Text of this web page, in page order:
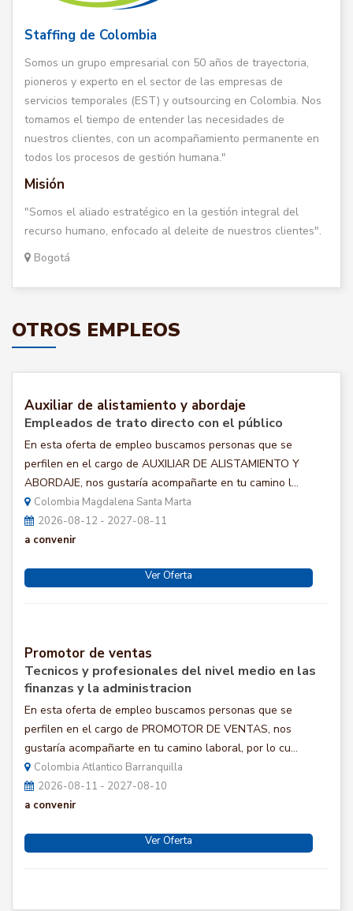
Staffing de Colombia
Somos un grupo empresarial con 50 años de trayectoria,
pioneros y experto en el sector de las empresas de
servicios temporales (EST) y outsourcing en Colombia. Nos
tomamos el tiempo de entender las necesidades de
nuestros clientes, con un acompañamiento permanente en
todos los procesos de gestión humana."
Misión
"Somos el aliado estratégico en la gestión integral del
recurso humano, enfocado al deleite de nuestros clientes".
Bogotá
OTROS EMPLEOS
Auxiliar de alistamiento y abordaje
Empleados de trato directo con el público
En esta oferta de empleo buscamos personas que se
perfilen en el cargo de AUXILIAR DE ALISTAMIENTO Y
ABORDAJE, nos gustaría acompañarte en tu camino l...
Colombia Magdalena Santa Marta
2026-08-12 - 2027-08-11
a convenir
Ver Oferta
Promotor de ventas
Tecnicos y profesionales del nivel medio en las
finanzas y la administracion
En esta oferta de empleo buscamos personas que se
perfilen en el cargo de PROMOTOR DE VENTAS, nos
gustaría acompañarte en tu camino laboral, por lo cu...
Colombia Atlantico Barranquilla
2026-08-11 - 2027-08-10
a convenir
Ver Oferta